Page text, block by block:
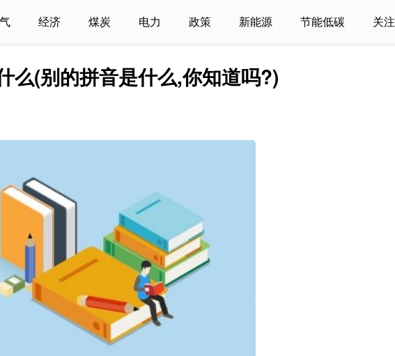
经济 煤炭 电力 政策 新能源 节能低碳 关注
么(别的拼音是什么,你知道吗?)